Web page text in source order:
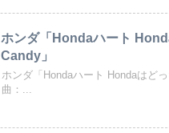
ホンダ「Hondaハート
Candy」
ホンダ「Hondaハート Hondaはど
曲：...